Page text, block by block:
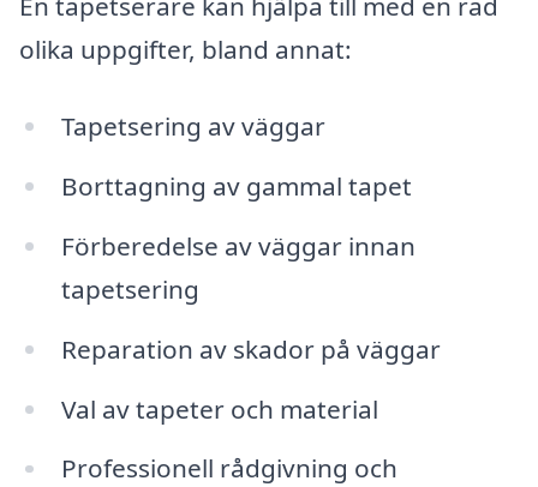
olika uppgifter, bland annat:
Tapetsering av väggar
Borttagning av gammal tapet
Förberedelse av väggar innan
tapetsering
Reparation av skador på väggar
Val av tapeter och material
Professionell rådgivning och